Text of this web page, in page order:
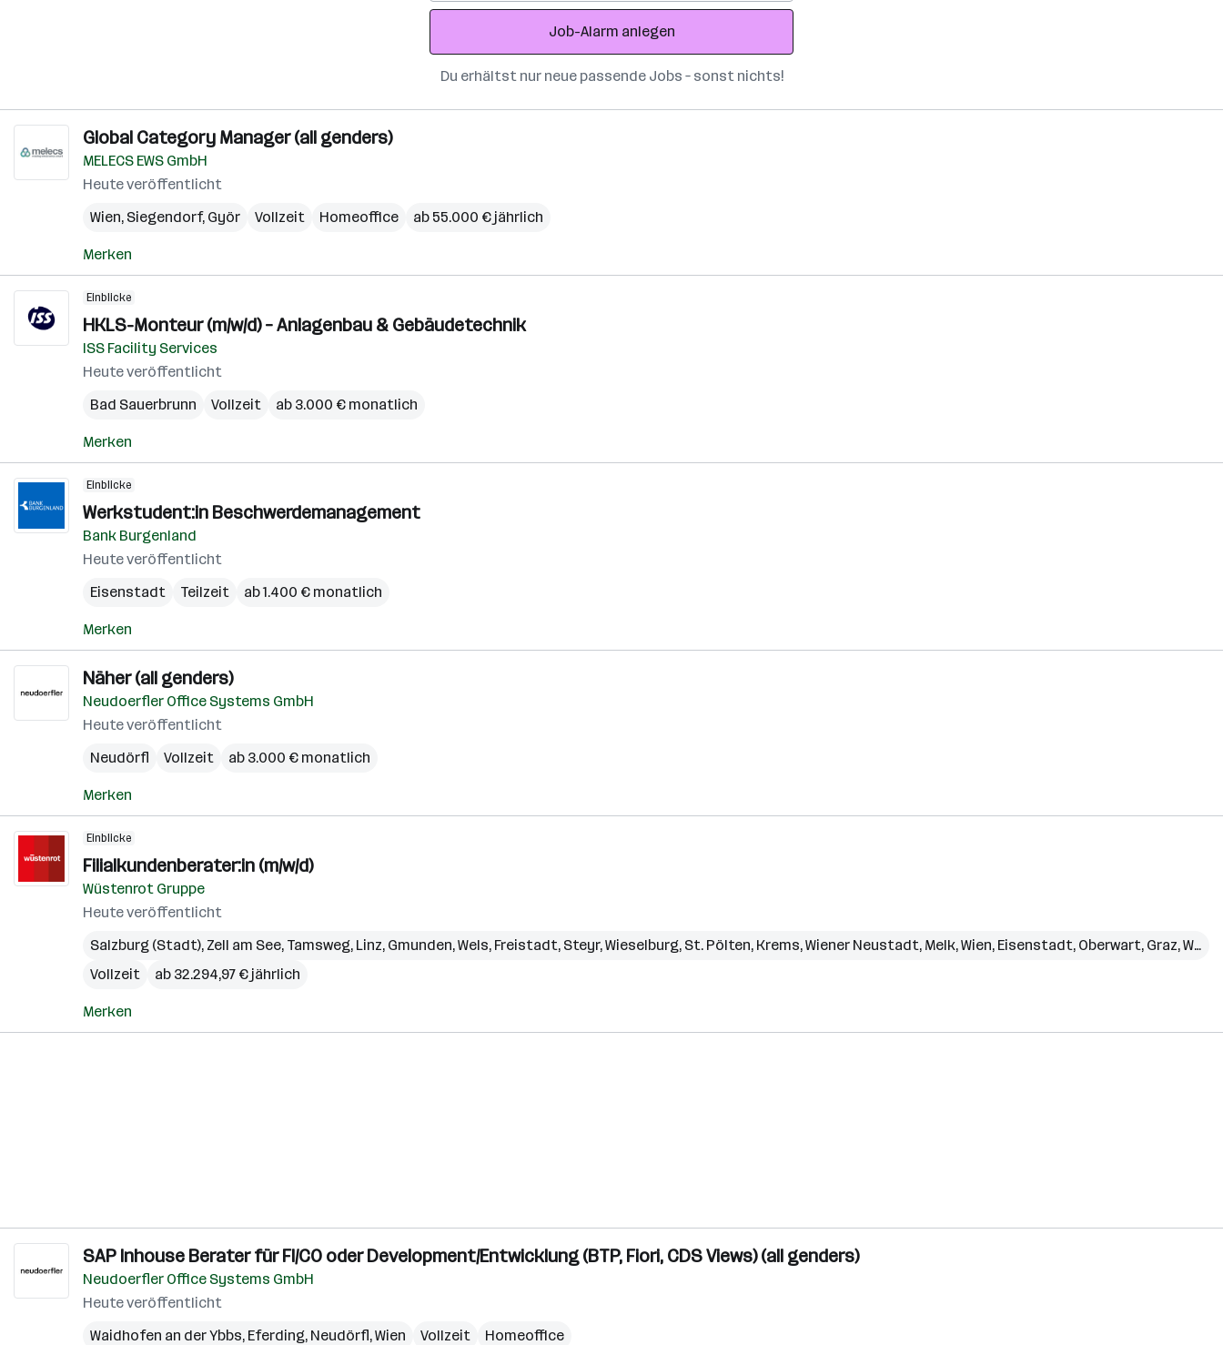
Adresse
Job-Alarm anlegen
Du erhältst nur neue passende Jobs – sonst nichts!
Global Category Manager (all genders)
MELECS EWS GmbH
Heute veröffentlicht
Wien, Siegendorf, Györ Vollzeit Homeoffice ab 55.000 € jährlich
Merken
Einblicke
HKLS-Monteur (m/w/d) – Anlagenbau & Gebäudetechnik
ISS Facility Services
Heute veröffentlicht
Bad Sauerbrunn
Vollzeit ab 3.000 € monatlich
Merken
Einblicke
Werkstudent:in Beschwerdemanagement
Bank Burgenland
Heute veröffentlicht
Eisenstadt
Teilzeit ab 1.400 € monatlich
Merken
Näher (all genders)
Neudoerfler Office Systems GmbH
Heute veröffentlicht
Neudörfl
Vollzeit ab 3.000 € monatlich
Merken
Einblicke
Filialkundenberater:in (m/w/d)
Wüstenrot Gruppe
Heute veröffentlicht
Salzburg (Stadt), Zell am See, Tamsweg, Linz, Gmunden,Wels, Freistadt, Steyr,Wieselburg, St. Pölten, Krems,Wiener Neustadt, Melk,Wien, Eisenstadt, Oberwart, Graz,Weiz
Vollzeit
ab 32.294,97 € jährlich
Merken
SAP Inhouse Berater für FI/CO oder Development/Entwicklung (BTP, Fiori, CDS Views) (all genders)
Neudoerfler Office Systems GmbH
Heute veröffentlicht
Waidhofen an der Ybbs, Eferding, Neudörfl,Wien Vollzeit Homeoffice